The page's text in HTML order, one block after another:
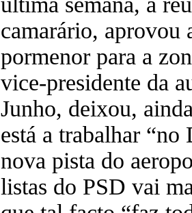
camarário, aprovou
pormenor para a
vice-presidente da
Junho, deixou,
está a trabalhar “no
nova pista do
listas do PSD vai